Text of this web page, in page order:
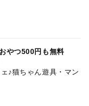
やつ500円も無料
♪猫ちゃん遊具・マン